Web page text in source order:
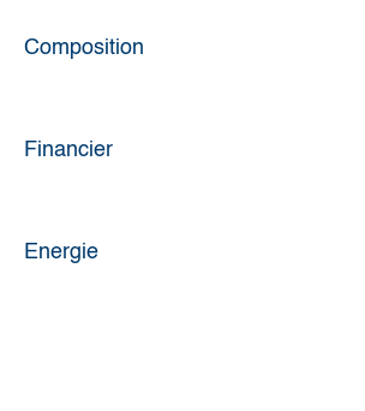
Composition
Financier
Energie